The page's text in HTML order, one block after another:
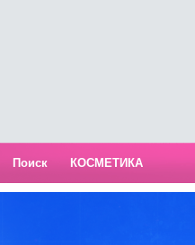
Поиск КОСМЕТИКА